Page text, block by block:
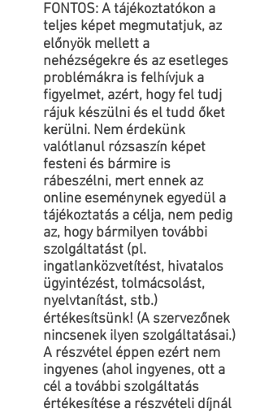
FONTOS: A tájékoztatókon a
teljes képet megmutatjuk, az
előnyök mellett a
nehézségekre és az esetleges
problémákra is felhívjuk a
figyelmet, azért, hogy fel tudj
rájuk készülni és el tudd őket
kerülni. Nem érdekünk
valótlanul rózsaszín képet
festeni és bármire is
rábeszélni, mert ennek az
online eseménynek egyedül a
tájékoztatás a célja, nem pedig
az, hogy bármilyen további
szolgáltatást (pl.
ingatlanközvetítést, hivatalos
ügyintézést, tolmácsolást,
nyelvtanítást, stb.)
értékesítsünk! (A szervezőnek
nincsenek ilyen szolgáltatásai.)
A részvétel éppen ezért nem
ingyenes (ahol ingyenes, ott a
cél a további szolgáltatás
értékesítése a részvételi díjnál